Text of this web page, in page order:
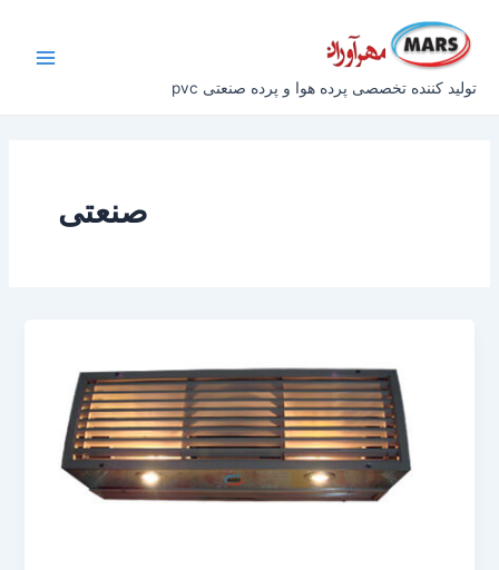
محتوا
تولید کننده تخصصی پرده هوا و پرده صنعتی pvc
صنعتی